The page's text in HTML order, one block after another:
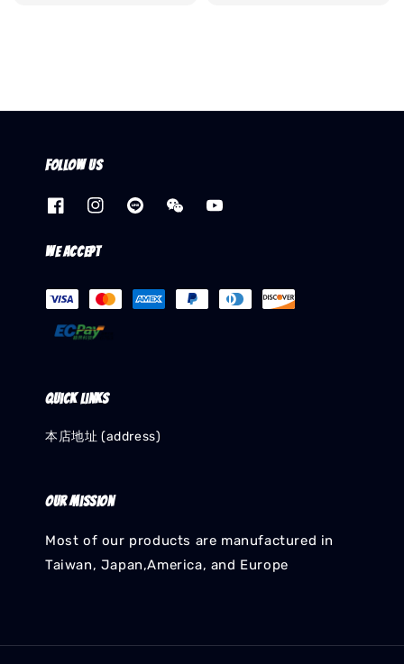
Follow us
We accept
Quick links
本店地址 (address)
Our mission
Most of our products are manufactured in
Taiwan, Japan,America, and Europe